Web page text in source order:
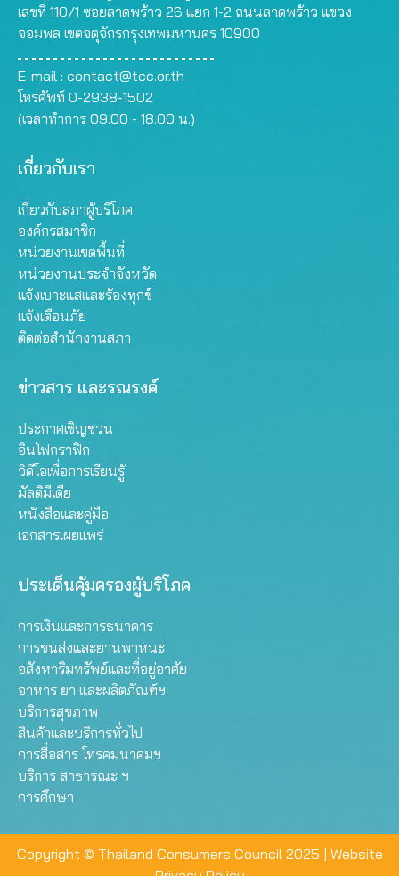
เลขที่ 110/1 ซอยลาดพร้าว 26 แยก 1-2 ถนนลาดพร้าว แขวง
จอมพล เขตจตุจักรกรุงเทพมหานคร 10900
E-mail : contact@tcc.or.th
โทรศัพท์ 0-2938-1502
(เวลาทำการ 09.00 - 18.00 น.)
เกี่ยวกับเรา
เกี่ยวกับสภาผู้บริโภค
องค์กรสมาชิก
หน่วยงานเขตพื้นที่
หน่วยงานประจำจังหวัด
แจ้งเบาะแสและร้องทุกข์
แจ้งเตือนภัย
ติดต่อสำนักงานสภา
ข่าวสาร และรณรงค์
ประกาศเชิญชวน
อินโฟกราฟิก
วิดีโอเพื่อการเรียนรู้
มัลติมีเดีย
หนังสือและคู่มือ
เอกสารเผยแพร่
ประเด็นคุ้มครองผู้บริโภค
การเงินและการธนาคาร
การขนส่งและยานพาหนะ
อสังหาริมทรัพย์และที่อยู่อาศัย
อาหาร ยา และผลิตภัณฑ์ฯ
บริการสุขภาพ
สินค้าและบริการทั่วไป
การสื่อสาร โทรคมนาคมฯ
บริการ สาธารณะ ฯ
การศึกษา
Copyright © Thailand Consumers Council 2025 | Website